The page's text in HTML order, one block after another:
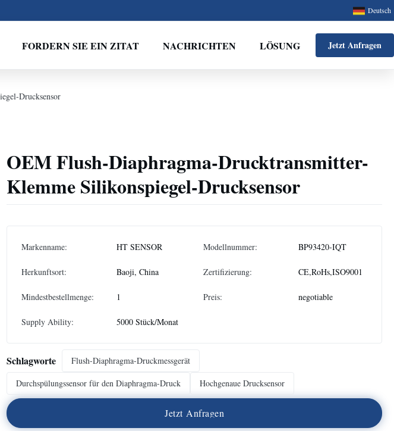
Deutsch
FORDERN SIE EIN ZITAT NACHRICHTEN LÖSUNG Jetzt Anfragen
Drucksensor
OEM Flush-Diaphragma-Drucktransmitter-
Klemme Silikonspiegel-Drucksensor
Markenname: HT SENSOR Modellnummer: BP93420-IQT
Herkunftsort: Baoji, China Zertifizierung: CE,RoHs,ISO9001
Mindestbestellmenge: 1 Preis: negotiable
Supply Ability: 5000 Stück/Monat
Schlagworte
Flush-Diaphragma-Druckmessgerät
Durchspülungssensor für den Diaphragma-Druck
Hochgenaue Drucksensor
Jetzt Anfragen